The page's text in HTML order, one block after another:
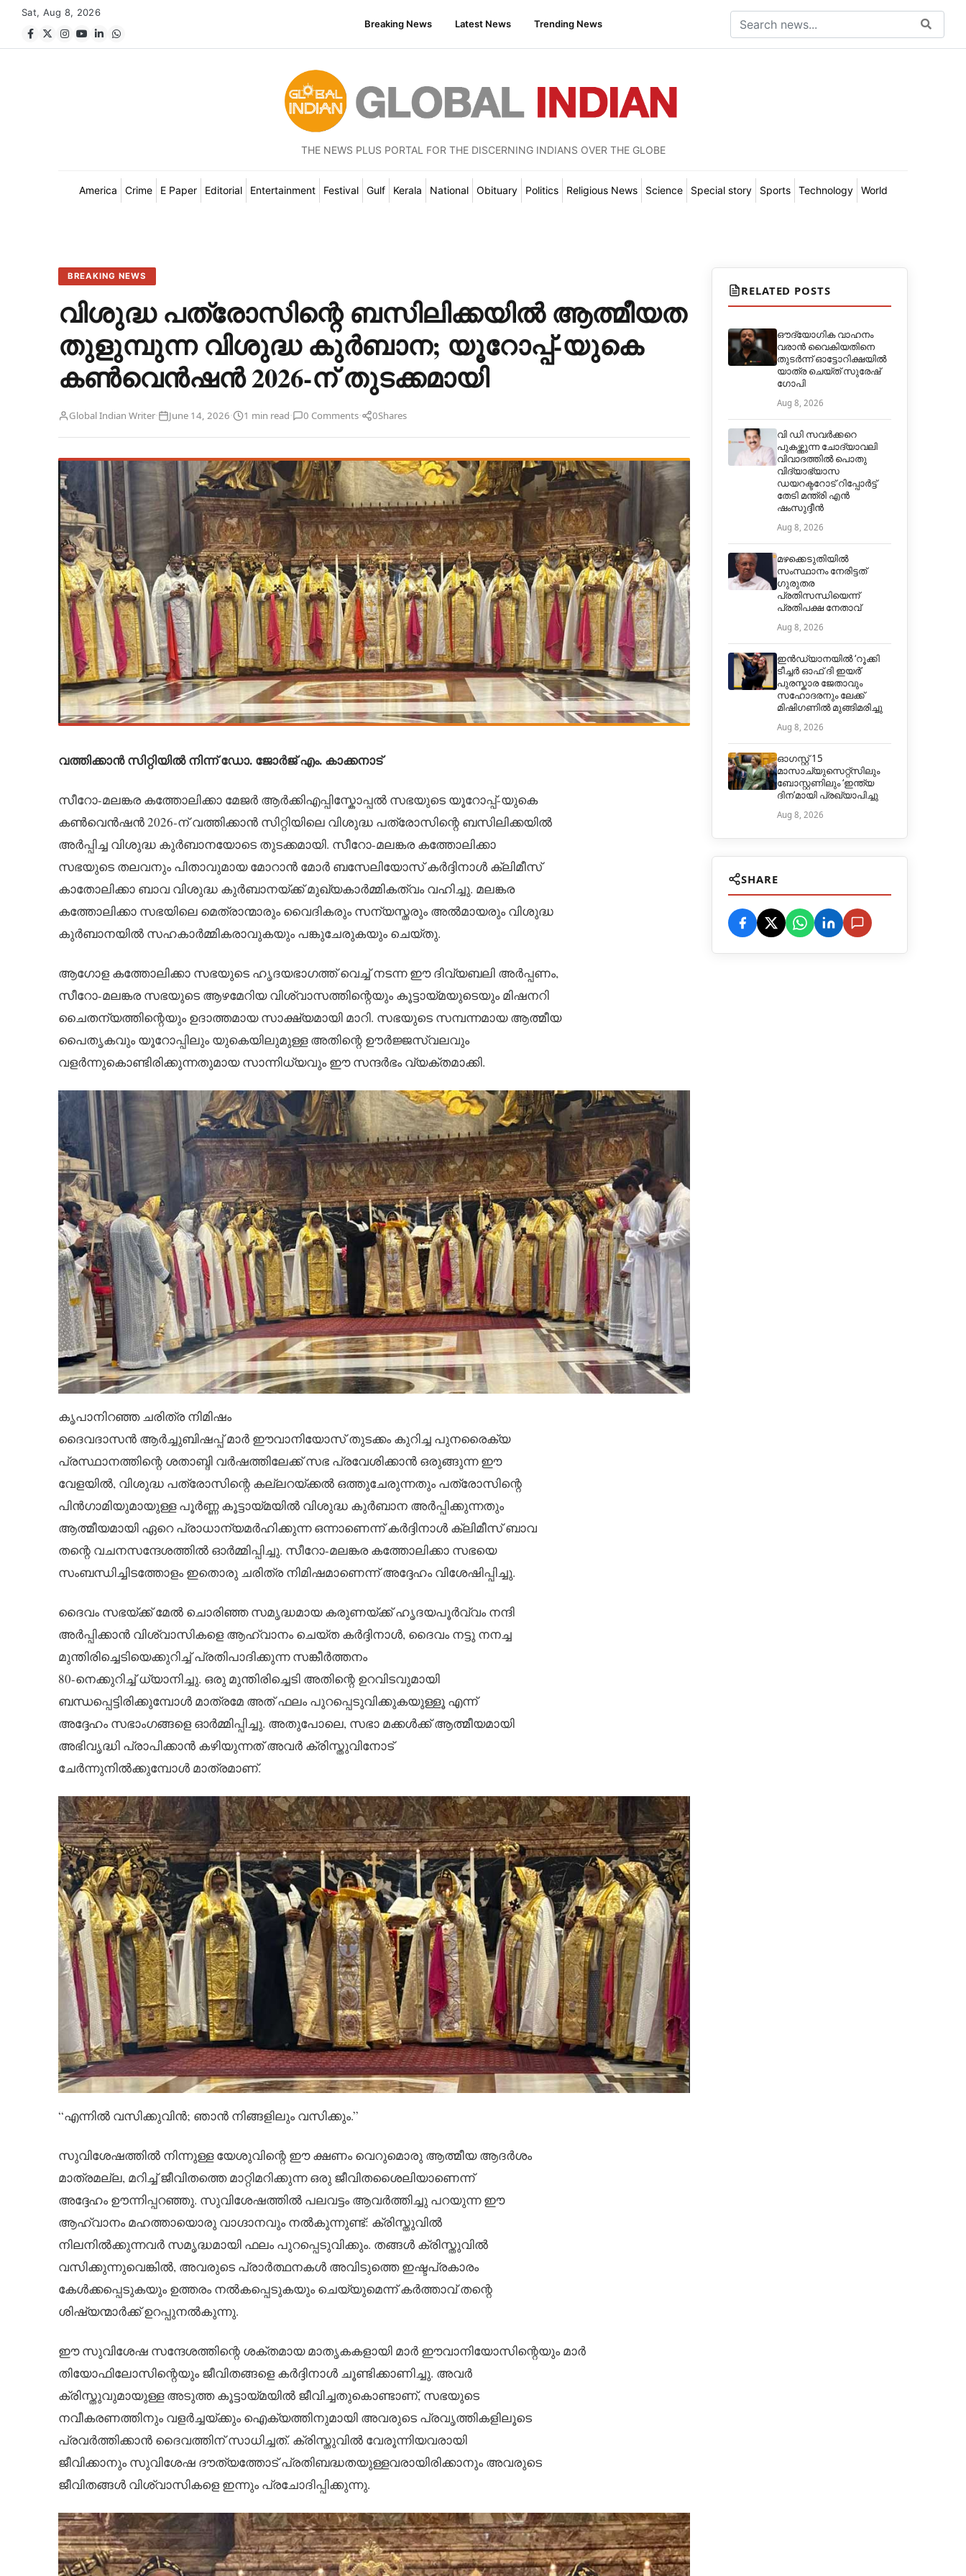
Sat, Aug 8, 2026
Breaking News
Latest News Trending News
THE NEWS PLUS PORTAL FOR THE DISCERNING INDIANS OVER THE GLOBE
America Crime E Paper Editorial Entertainment Festival Gulf Kerala National Obituary Politics Religious News Science Special story Sports Technology World
BREAKING NEWS
വിശുദ്ധ പത്രോസിന്റെ ബസിലിക്കയിൽ ആത്മീയത
തുളുമ്പുന്ന വിശുദ്ധ കുർബാന; യൂറോപ്പ്-യുകെ
കൺവെൻഷൻ 2026-ന് തുടക്കമായി
Global Indian Writer· June 14, 2026· 1 min read· 0 Comments· 0Shares
വത്തിക്കാൻ സിറ്റിയിൽ നിന്ന് ഡോ. ജോർജ് എം. കാക്കനാട്
സീറോ-മലങ്കര കത്തോലിക്കാ മേജർ ആർക്കിഎപ്പിസ്കോപ്പൽ സഭയുടെ യൂറോപ്പ്-യുകെ
കൺവെൻഷൻ 2026-ന് വത്തിക്കാൻ സിറ്റിയിലെ വിശുദ്ധ പത്രോസിന്റെ ബസിലിക്കയിൽ
അർപ്പിച്ച വിശുദ്ധ കുർബാനയോടെ തുടക്കമായി. സീറോ-മലങ്കര കത്തോലിക്കാ
സഭയുടെ തലവനും പിതാവുമായ മോറാൻ മോർ ബസേലിയോസ് കർദ്ദിനാൾ ക്ലിമീസ്
കാതോലിക്കാ ബാവ വിശുദ്ധ കുർബാനയ്ക്ക് മുഖ്യകാർമ്മികത്വം വഹിച്ചു. മലങ്കര
കത്തോലിക്കാ സഭയിലെ മെത്രാന്മാരും വൈദികരും സന്യസ്തരും അൽമായരും വിശുദ്ധ
കുർബാനയിൽ സഹകാർമ്മികരാവുകയും പങ്കുചേരുകയും ചെയ്തു.
ആഗോള കത്തോലിക്കാ സഭയുടെ ഹൃദയഭാഗത്ത് വെച്ച് നടന്ന ഈ ദിവ്യബലി അർപ്പണം,
സീറോ-മലങ്കര സഭയുടെ ആഴമേറിയ വിശ്വാസത്തിന്റെയും കൂട്ടായ്മയുടെയും മിഷനറി
ചൈതന്യത്തിന്റെയും ഉദാത്തമായ സാക്ഷ്യമായി മാറി. സഭയുടെ സമ്പന്നമായ ആത്മീയ
പൈതൃകവും യൂറോപ്പിലും യുകെയിലുമുള്ള അതിന്റെ ഊർജ്ജസ്വലവും
വളർന്നുകൊണ്ടിരിക്കുന്നതുമായ സാന്നിധ്യവും ഈ സന്ദർഭം വ്യക്തമാക്കി.
കൃപാനിറഞ്ഞ ചരിത്ര നിമിഷം
ദൈവദാസൻ ആർച്ചുബിഷപ്പ് മാർ ഈവാനിയോസ് തുടക്കം കുറിച്ച പുനരൈക്യ
പ്രസ്ഥാനത്തിന്റെ ശതാബ്ദി വർഷത്തിലേക്ക് സഭ പ്രവേശിക്കാൻ ഒരുങ്ങുന്ന ഈ
വേളയിൽ, വിശുദ്ധ പത്രോസിന്റെ കല്ലറയ്ക്കൽ ഒത്തുചേരുന്നതും പത്രോസിന്റെ
പിൻഗാമിയുമായുള്ള പൂർണ്ണ കൂട്ടായ്മയിൽ വിശുദ്ധ കുർബാന അർപ്പിക്കുന്നതും
ആത്മീയമായി ഏറെ പ്രാധാന്യമർഹിക്കുന്ന ഒന്നാണെന്ന് കർദ്ദിനാൾ ക്ലിമീസ് ബാവ
തന്റെ വചനസന്ദേശത്തിൽ ഓർമ്മിപ്പിച്ചു. സീറോ-മലങ്കര കത്തോലിക്കാ സഭയെ
സംബന്ധിച്ചിടത്തോളം ഇതൊരു ചരിത്ര നിമിഷമാണെന്ന് അദ്ദേഹം വിശേഷിപ്പിച്ചു.
ദൈവം സഭയ്ക്ക് മേൽ ചൊരിഞ്ഞ സമൃദ്ധമായ കരുണയ്ക്ക് ഹൃദയപൂർവ്വം നന്ദി
അർപ്പിക്കാൻ വിശ്വാസികളെ ആഹ്വാനം ചെയ്ത കർദ്ദിനാൾ, ദൈവം നട്ടു നനച്ച
മുന്തിരിച്ചെടിയെക്കുറിച്ച് പ്രതിപാദിക്കുന്ന സങ്കീർത്തനം
80-നെക്കുറിച്ച് ധ്യാനിച്ചു. ഒരു മുന്തിരിച്ചെടി അതിന്റെ ഉറവിടവുമായി
ബന്ധപ്പെട്ടിരിക്കുമ്പോൾ മാത്രമേ അത് ഫലം പുറപ്പെടുവിക്കുകയുള്ളൂ എന്ന്
അദ്ദേഹം സഭാംഗങ്ങളെ ഓർമ്മിപ്പിച്ചു. അതുപോലെ, സഭാ മക്കൾക്ക് ആത്മീയമായി
അഭിവൃദ്ധി പ്രാപിക്കാൻ കഴിയുന്നത് അവർ ക്രിസ്തുവിനോട്
ചേർന്നുനിൽക്കുമ്പോൾ മാത്രമാണ്.
“എന്നിൽ വസിക്കുവിൻ; ഞാൻ നിങ്ങളിലും വസിക്കും.”
സുവിശേഷത്തിൽ നിന്നുള്ള യേശുവിന്റെ ഈ ക്ഷണം വെറുമൊരു ആത്മീയ ആദർശം
മാത്രമല്ല, മറിച്ച് ജീവിതത്തെ മാറ്റിമറിക്കുന്ന ഒരു ജീവിതശൈലിയാണെന്ന്
അദ്ദേഹം ഊന്നിപ്പറഞ്ഞു. സുവിശേഷത്തിൽ പലവട്ടം ആവർത്തിച്ചു പറയുന്ന ഈ
ആഹ്വാനം മഹത്തായൊരു വാഗ്ദാനവും നൽകുന്നുണ്ട്: ക്രിസ്തുവിൽ
നിലനിൽക്കുന്നവർ സമൃദ്ധമായി ഫലം പുറപ്പെടുവിക്കും. തങ്ങൾ ക്രിസ്തുവിൽ
വസിക്കുന്നുവെങ്കിൽ, അവരുടെ പ്രാർത്ഥനകൾ അവിടുത്തെ ഇഷ്ടപ്രകാരം
കേൾക്കപ്പെടുകയും ഉത്തരം നൽകപ്പെടുകയും ചെയ്യുമെന്ന് കർത്താവ് തന്റെ
ശിഷ്യന്മാർക്ക് ഉറപ്പുനൽകുന്നു.
ഈ സുവിശേഷ സന്ദേശത്തിന്റെ ശക്തമായ മാതൃകകളായി മാർ ഈവാനിയോസിന്റെയും മാർ
തിയോഫിലോസിന്റെയും ജീവിതങ്ങളെ കർദ്ദിനാൾ ചൂണ്ടിക്കാണിച്ചു. അവർ
ക്രിസ്തുവുമായുള്ള അടുത്ത കൂട്ടായ്മയിൽ ജീവിച്ചതുകൊണ്ടാണ്, സഭയുടെ
നവീകരണത്തിനും വളർച്ചയ്ക്കും ഐക്യത്തിനുമായി അവരുടെ പ്രവൃത്തികളിലൂടെ
പ്രവർത്തിക്കാൻ ദൈവത്തിന് സാധിച്ചത്. ക്രിസ്തുവിൽ വേരൂന്നിയവരായി
ജീവിക്കാനും സുവിശേഷ ദൗത്യത്തോട് പ്രതിബദ്ധതയുള്ളവരായിരിക്കാനും അവരുടെ
ജീവിതങ്ങൾ വിശ്വാസികളെ ഇന്നും പ്രചോദിപ്പിക്കുന്നു.
RELATED POSTS
ഔദ്യോഗിക വാഹനം
വരാന്‍ വൈകിയതിനെ
തുടര്‍ന്ന് ഓട്ടോറിക്ഷയില്‍
യാത്ര ചെയ്ത് സുരേഷ്
ഗോപി
Aug 8, 2026
വി ഡി സവർക്കറെ
പുകഴ്ത്തുന്ന ചോദ്യാവലി
വിവാദത്തിൽ പൊതു
വിദ്യാഭ്യാസ
ഡയറക്ടറോട് റിപ്പോർട്ട്
തേടി മന്ത്രി എൻ
ഷംസുദ്ദീൻ
Aug 8, 2026
മഴക്കെടുതിയില്‍
സംസ്ഥാനം നേരിട്ടത്
ഗുരുതര
പ്രതിസന്ധിയെന്ന്
പ്രതിപക്ഷ നേതാവ്
Aug 8, 2026
ഇൻഡ്യാനയിൽ ‘റൂക്കി
ടീച്ചർ ഓഫ് ദി ഇയർ’
പുരസ്കാര ജേതാവും
സഹോദരനും ലേക്ക്
മിഷിഗണിൽ മുങ്ങിമരിച്ചു
Aug 8, 2026
ഓഗസ്റ്റ് 15
മാസാച്യുസെറ്റ്‌സിലും
ബോസ്റ്റണിലും ‘ഇന്ത്യ
ദിന’മായി പ്രഖ്യാപിച്ചു
Aug 8, 2026
SHARE